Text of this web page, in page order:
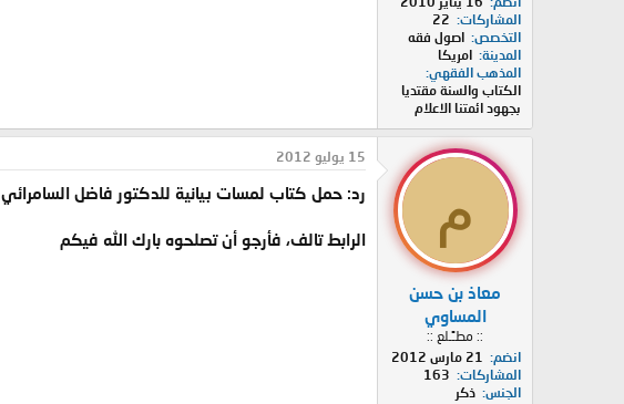
المشاركات
22
التخصص اصول فقه
المدينة امريكا
المذهب الفقهي
الكتاب والسنة مقتديا
بجهود ائمتنا الاعلام
م
معاذ بن حسن
المساوي
:: مطـًـلع ::
انضم
21 مارس 2012
المشاركات
163
الجنس ذكر
15 يوليو 2012
رد: حمل كتاب لمسات بيانية للدكتور فاضل السامرائي
الرابط تالف، فأرجو أن تصلحوه بارك الله فيكم